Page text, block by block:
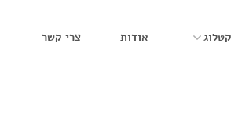
קטלוג אודות צרי קשר